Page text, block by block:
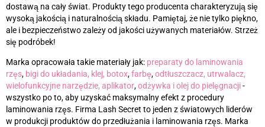
dostawą na cały świat. Produkty tego producenta charakteryzują się
wysoką jakością i naturalnością składu. Pamiętaj, że nie tylko piękno,
ale i bezpieczeństwo zależy od jakości używanych materiałów. Strzeż
się podróbek!
Marka opracowała takie materiały jak: preparaty do laminowania
rzęs, bigi do układania, klej, botox,farbę,odtłuszczacz, utrwalacz,
wielofunkcyjne narzędzie, aplikator,odżywka i olej do pielęgnacji-
wszystko po to, aby uzyskać maksymalny efekt z procedury
laminowania rzęs. Firma Lash Secret to jeden z światowych liderów
w produkcji produktów do przedłużania i laminowania rzęs. Marka